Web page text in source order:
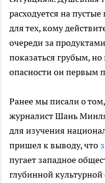
расходуется на
для тех, кому
очереди за
показаться грубым,
опасности он первым
Ранее мы писали о
журналист Шань
для изучения
пришел к выводу, что
пугает западное
глубинной